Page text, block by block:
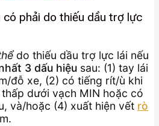
có phải do thiếu dầu trợ lực
do thiếu dầu trợ lực lái nếu
3 dấu hiệu sau: (1) tay lái
đỗ xe, (2) có tiếng rít/ù khi
dưới vạch MIN hoặc có
và/hoặc (4) xuất hiện vết rò